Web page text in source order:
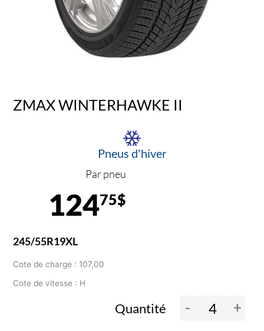
ZMAX WINTERHAWKE II
Pneus d'hiver
Par pneu
12475$
245/55R19XL
Cote de charge : 107,00
Cote de vitesse : H
Quantité - +